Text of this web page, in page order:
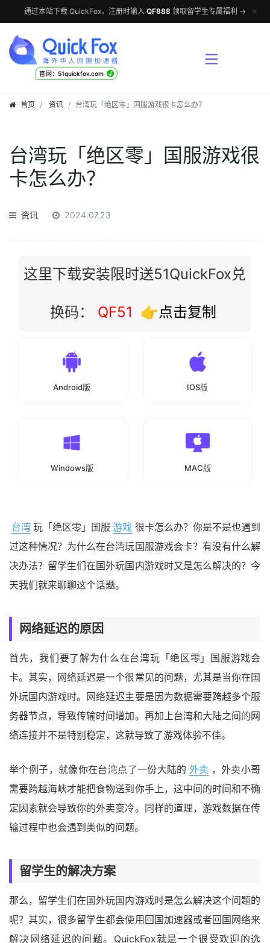
通过本站下载 QuickFox，注册时输入 QF888 领取留学生专属福利 → ✕
官网：51quickfox.com √
首页 资讯 台湾玩「绝区零」国服游戏很卡怎么办？
台湾玩「绝区零」国服游戏很
卡怎么办？
资讯 2024.07.23
这里下载安装限时送51QuickFox兑
换码： QF51 👉点击复制
Android版 IOS版
Windows版 MAC版
台湾 玩「绝区零」国服 游戏 很卡怎么办？你是不是也遇到
过这种情况？为什么在台湾玩国服游戏会卡？有没有什么解
决办法？留学生们在国外玩国内游戏时又是怎么解决的？今
天我们就来聊聊这个话题。
网络延迟的原因
首先，我们要了解为什么在台湾玩「绝区零」国服游戏会
卡。其实，网络延迟是一个很常见的问题，尤其是当你在国
外玩国内游戏时。网络延迟主要是因为数据需要跨越多个服
务器节点，导致传输时间增加。再加上台湾和大陆之间的网
络连接并不是特别稳定，这就导致了游戏体验不佳。
举个例子，就像你在台湾点了一份大陆的 外卖 ，外卖小哥
需要跨越海峡才能把食物送到你手上，这中间的时间和不确
定因素就会导致你的外卖变冷。同样的道理，游戏数据在传
输过程中也会遇到类似的问题。
留学生的解决方案
那么，留学生们在国外玩国内游戏时是怎么解决这个问题的
呢？其实，很多留学生都会使用回国加速器或者回国网络来
解决网络延迟的问题。QuickFox就是一个很受欢迎的选